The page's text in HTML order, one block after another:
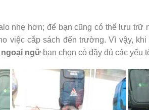
nhẹ hơn; để bạn cũng có thể lưu trữ
việc cắp sách đến trường. Vì vậy,
ngoại ngữbạn chọn có đầy đủ các yếu